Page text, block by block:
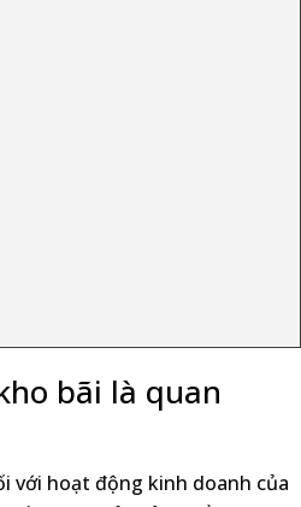
bãi là quan
với hoạt động kinh doanh của